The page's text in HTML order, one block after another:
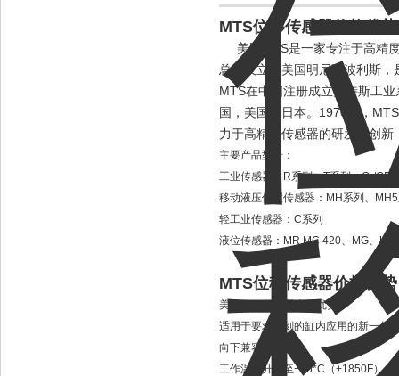
MTS位移传感器价格优势
美国MTS是一家专注于高精
总部设立于美国明尼阿波利斯
MTS在中国注册成立美特斯工
国，美国，日本。1970年，
力于高精度传感器的研发与创
主要产品型号：
工业传感器：R系列、T系列、G-/GB
移动液压位置传感器：MH系列、
轻工业传感器：C系列
液位传感器：MR.MC 420、MG、
MTS位移传感器价格优势
美国MTS传感器产品优势
适用于要求苛刻的缸内应用的新一代
向下兼容
工作温度升高至+85*C（+1850F）